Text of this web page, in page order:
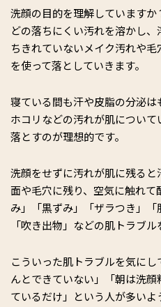
洗顔の目的を理解しています
どの落ちにくい汚れを溶かし
ちきれていないメイク汚れや
を使って落としていきます。
寝ている間も汗や皮脂の分泌
ホコリなどの汚れが肌につい
落とすのが理想的です。
洗顔をせずに汚れが肌に残る
面や毛穴に残り、空気に触れ
み」「黒ずみ」「ザラつき」「
「吹き出物」などの肌トラブル
こういった肌トラブルを気に
んとできていない」「朝は洗
ているだけ」という人が多いよ